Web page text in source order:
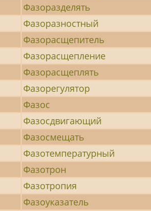
Фазоразделять
Фазоразностный
Фазорасщепитель
Фазорасщепление
Фазорасщеплять
Фазорегулятор
Фазос
Фазосдвигающий
Фазосмещать
Фазотемпературный
Фазотрон
Фазотропия
Фазоуказатель